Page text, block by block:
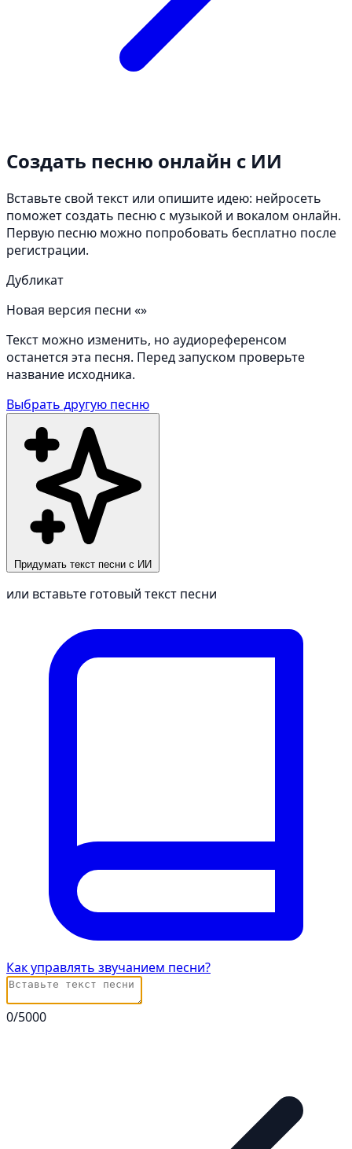
Создать песню онлайн с ИИ
Вставьте свой текст или опишите идею: нейросеть
поможет создать песню с музыкой и вокалом онлайн.
Первую песню можно попробовать бесплатно после
регистрации.
Дубликат
Новая версия песни «»
Текст можно изменить, но аудиореференсом
останется эта песня. Перед запуском проверьте
название исходника.
Выбрать другую песню
Придумать текст песни с ИИ
или вставьте готовый текст песни
Как управлять звучанием песни?
0/5000